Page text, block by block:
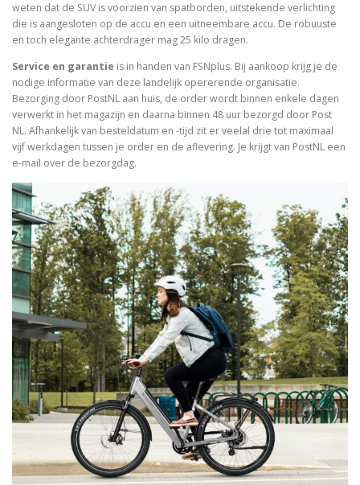
weten dat de SUV is voorzien van spatborden, uitstekende verlichting
die is aangesloten op de accu en een uitneembare accu. De robuuste
en toch elegante achterdrager mag 25 kilo dragen.
Service en garantie is in handen van FSNplus. Bij aankoop krijg je de
nodige informatie van deze landelijk opererende organisatie.
Bezorging door PostNL aan huis, de order wordt binnen enkele dagen
verwerkt in het magazijn en daarna binnen 48 uur bezorgd door Post
NL. Afhankelijk van besteldatum en -tijd zit er veelal drie tot maximaal
vijf werkdagen tussen je order en de aflevering. Je krijgt van PostNL een
e-mail over de bezorgdag.